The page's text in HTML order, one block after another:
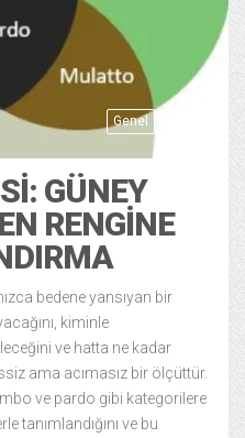
Genel
GÜNEY
RENGINE
bedene yansıyan bir
kiminle
ve hatta ne kadar
ama acımasız bir ölçüttür.
ve pardo gibi kategorilere
tanımlandığını ve bu